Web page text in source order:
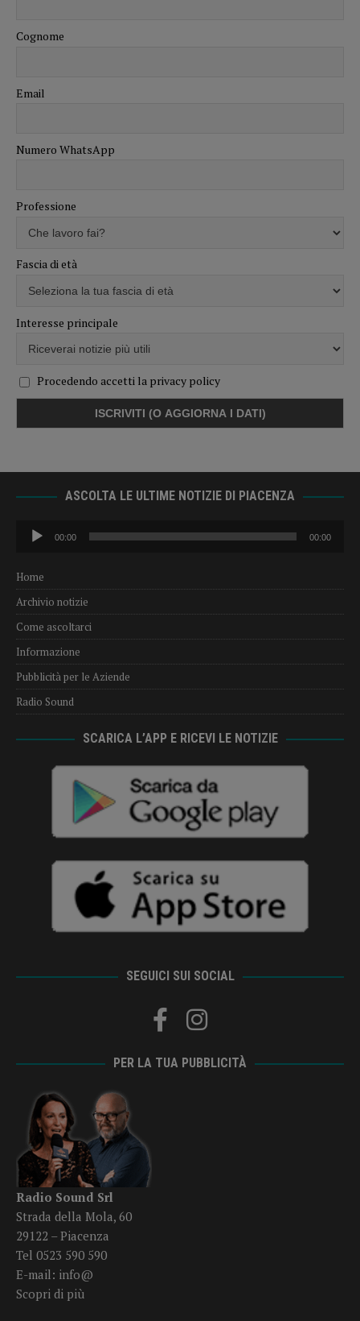
Cognome
Email
Numero WhatsApp
Professione
Fascia di età
Interesse principale
Procedendo accetti la privacy policy
ASCOLTA LE ULTIME NOTIZIE DI PIACENZA
Audio
Player
00:00 00:00
Home
Archivio notizie
Come ascoltarci
Informazione
Pubblicità per le Aziende
Radio Sound
SCARICA L’APP E RICEVI LE NOTIZIE
SEGUICI SUI SOCIAL
PER LA TUA PUBBLICITÀ
Radio Sound Srl
Strada della Mola, 60
29122 – Piacenza
Tel 0523 590 590
E-mail: info@
Scopri di più